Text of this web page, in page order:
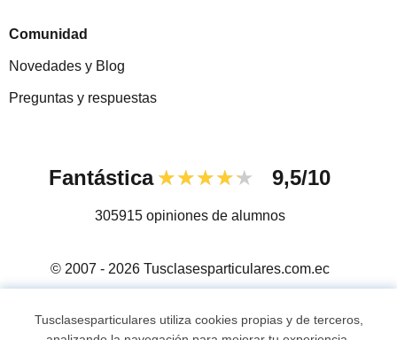
Comunidad
Novedades y Blog
Preguntas y respuestas
Fantástica ★★★★★ 9,5/10
305915 opiniones de alumnos
© 2007 - 2026 Tusclasesparticulares.com.ec
Mapa web:Profesores particulares
Tusclasesparticulares utiliza cookies propias y de terceros,